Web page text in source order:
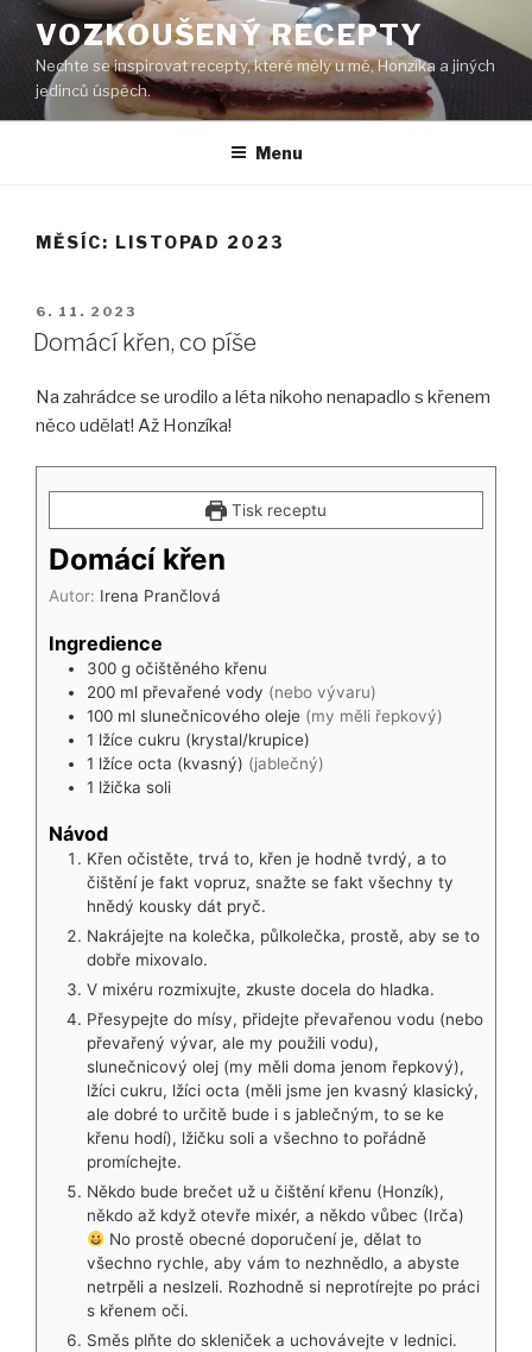
obsahu
webu
VOZKOUŠENÝ RECEPTY
Nechte se inspirovat recepty, které měly u mě, Honzíka a jiných
jedinců úspěch.
Menu
MĚSÍC: LISTOPAD 2023
PUBLIKOVÁNO
6. 11. 2023
Domácí křen, co píše
Na zahrádce se urodilo a léta nikoho nenapadlo s křenem
něco udělat! Až Honzíka!
Tisk receptu
Domácí křen
Autor: Irena Prančlová
Ingredience
300 g očištěného křenu
200 ml převařené vody (nebo vývaru)
100 ml slunečnicového oleje (my měli řepkový)
1 lžíce cukru (krystal/krupice)
1 lžíce octa (kvasný) (jablečný)
1 lžička soli
Návod
Křen očistěte, trvá to, křen je hodně tvrdý, a to
čištění je fakt vopruz, snažte se fakt všechny ty
hnědý kousky dát pryč.
Nakrájejte na kolečka, půlkolečka, prostě, aby se to
dobře mixovalo.
V mixéru rozmixujte, zkuste docela do hladka.
Přesypejte do mísy, přidejte převařenou vodu (nebo
převařený vývar, ale my použili vodu),
slunečnicový olej (my měli doma jenom řepkový),
lžíci cukru, lžíci octa (měli jsme jen kvasný klasický,
ale dobré to určitě bude i s jablečným, to se ke
křenu hodí), lžičku soli a všechno to pořádně
promíchejte.
Někdo bude brečet už u čištění křenu (Honzík),
někdo až když otevře mixér, a někdo vůbec (Irča)
No prostě obecné doporučení je, dělat to
všechno rychle, aby vám to nezhnědlo, a abyste
netrpěli a neslzeli. Rozhodně si neprotírejte po práci
s křenem oči.
Směs plňte do skleniček a uchovávejte v lednici.